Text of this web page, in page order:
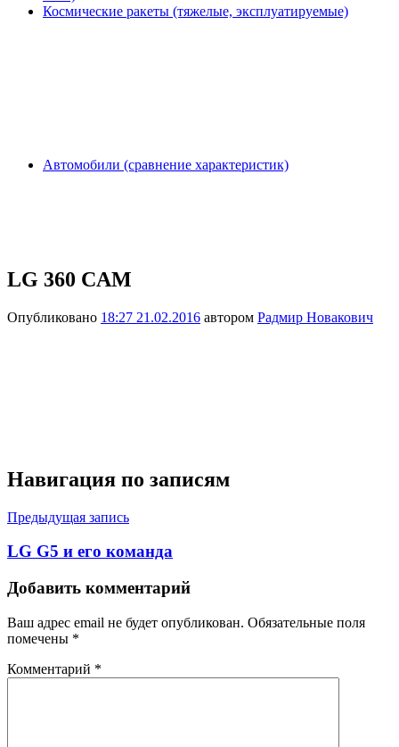
Космические ракеты (тяжелые, эксплуатируемые)
Автомобили (сравнение характеристик)
LG 360 CAM
Опубликовано 18:27 21.02.2016 автором Радмир Новакович
Навигация по записям
Предыдущая запись
LG G5 и его команда
Добавить комментарий
Ваш адрес email не будет опубликован. Обязательные поля
помечены *
Комментарий *